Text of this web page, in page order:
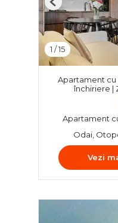
1 /15
Previous
Apartament cu
închiriere |
Apartament
Odai,
Vezi